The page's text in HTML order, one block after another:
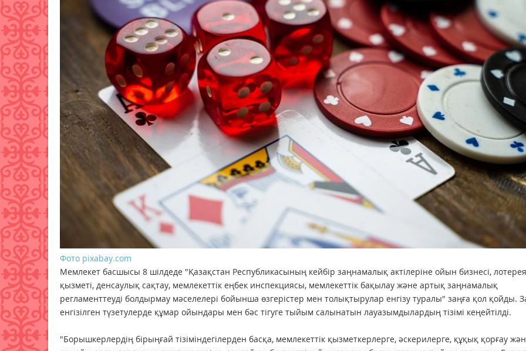
Фото pixabay.com
Мемлекет басшысы 8 шілдеде "Қазақстан Республикасының кейбір заңнамалық актілеріне ойын бизнесі, лотерея
қызметі, денсаулық сақтау, мемлекеттік еңбек инспекциясы, мемлекеттік бақылау және артық заңнамалық
регламенттеуді болдырмау мәселелері бойынша өзгерістер мен толықтырулар енгізу туралы" заңға қол қойды.
енгізілген түзетулерде құмар ойындары мен бәс тігуге тыйым салынатын лауазымдылардың тізімі кеңейтілді.
"Борышкерлердің бірыңғай тізіміндегілерден басқа, мемлекеттік қызметкерлерге, әскерилерге, құқық қорғау